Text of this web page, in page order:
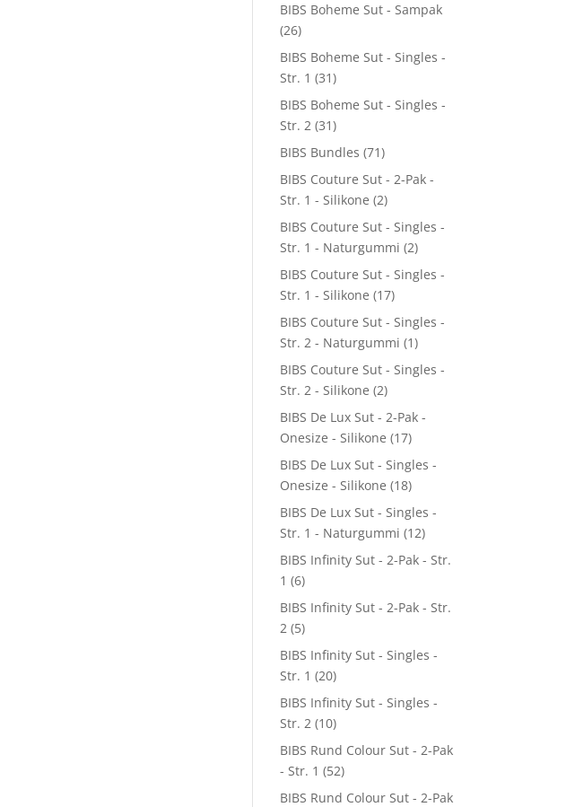
BIBS Boheme Sut - Sampak
(26)
BIBS Boheme Sut - Singles -
Str. 1 (31)
BIBS Boheme Sut - Singles -
Str. 2 (31)
BIBS Bundles (71)
BIBS Couture Sut - 2-Pak -
Str. 1 - Silikone (2)
BIBS Couture Sut - Singles -
Str. 1 - Naturgummi (2)
BIBS Couture Sut - Singles -
Str. 1 - Silikone (17)
BIBS Couture Sut - Singles -
Str. 2 - Naturgummi (1)
BIBS Couture Sut - Singles -
Str. 2 - Silikone (2)
BIBS De Lux Sut - 2-Pak -
Onesize - Silikone (17)
BIBS De Lux Sut - Singles -
Onesize - Silikone (18)
BIBS De Lux Sut - Singles -
Str. 1 - Naturgummi (12)
BIBS Infinity Sut - 2-Pak - Str.
1 (6)
BIBS Infinity Sut - 2-Pak - Str.
2 (5)
BIBS Infinity Sut - Singles -
Str. 1 (20)
BIBS Infinity Sut - Singles -
Str. 2 (10)
BIBS Rund Colour Sut - 2-Pak
- Str. 1 (52)
BIBS Rund Colour Sut - 2-Pak